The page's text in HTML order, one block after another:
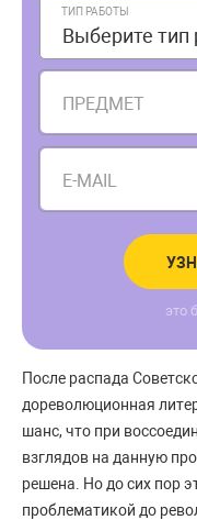
ТИП РАБОТЫ
Выберите тип
ПРЕДМЕТ
E-MAIL
это
После распада
дореволюционная
шанс, что при
взглядов на данную
решена. Но до сих пор
проблематикой до